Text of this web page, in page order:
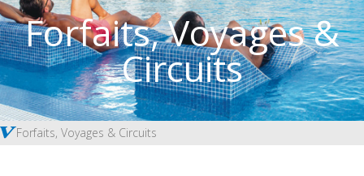
Forfaits, Voyages &
Circuits
Forfaits, Voyages & Circuits